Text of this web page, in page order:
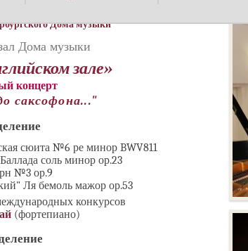
Дома музыки
Дома музыки
зале»
концерт
саксофона..."
сюита №6 ре минор BWV811
соль минор ор.23
№3 ор.9
Ля бемоль мажор ор.53
конкурсов
(фортепиано)